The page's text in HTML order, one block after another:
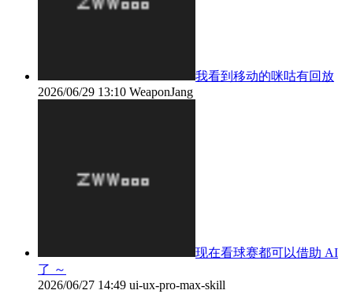
我看到移动的咪咕有回放
2026/06/29 13:10 WeaponJang
现在看球赛都可以借助 AI
了 ～
2026/06/27 14:49 ui-ux-pro-max-skill